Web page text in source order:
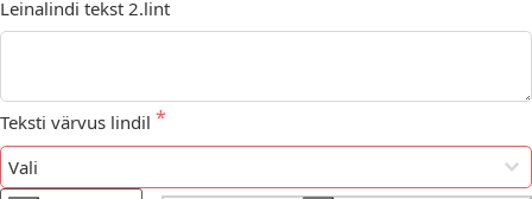
Leinalindi tekst 2.lint
Teksti värvus lindil